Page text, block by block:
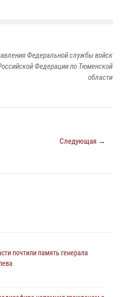
Федеральной службы войск
Федерации по Тюменской
области
Следующая →
почтили память генерала